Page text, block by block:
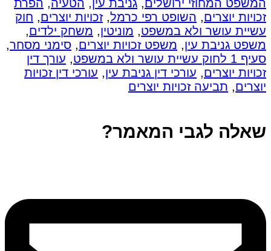
המשפט המחוזי ירושלים , גניבת עין , הטעיה, הפרת
זכויות יוצרים, השופט רפי כרמל,זכויות יוצרים, חוק
עשיית עושר ולא במשפט, מוניטין, משחק ילדים,
משפט גניבת עין, משפט זכויות יוצרים, סימני מסחר,
סעיף 1 לחוק עשיית עושר ולא במשפט
, עורך דין
זכויות יוצרים, עורכי דין גניבת עין, עורכי דין זכויות
יוצרים, תביעה זכויות יוצרים
שאלה לגבי המאמר?